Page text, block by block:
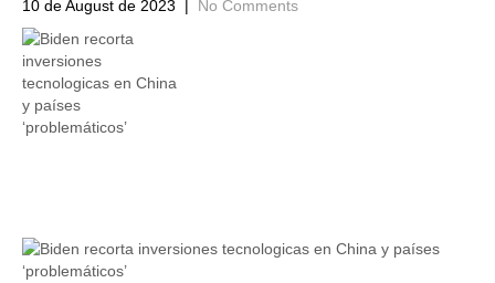
10 de August de 2023 | No Comments